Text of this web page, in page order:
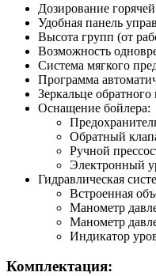
Дозирование
Удобная панель
Высота групп (от
Возможность
Система мягкого
Программа
Зеркальце
Оснащение бойлера:
Обратный
Ручной
Электронный
Гидравлическая
Встроенная
Манометр
Манометр
Индикатор
Комплектация: